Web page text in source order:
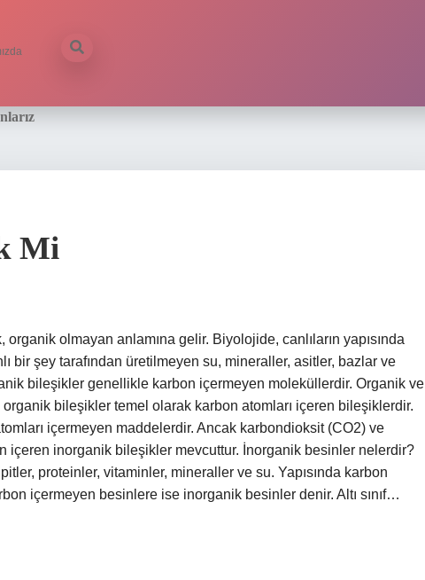
Mi
olmayan anlamına gelir. Biyolojide, canlıların yapısında
bir şey tarafından üretilmeyen su, mineraller, asitler, bazlar ve
bileşikler genellikle karbon içermeyen moleküllerdir. Organik ve
bileşikler temel olarak karbon atomları içeren bileşiklerdir.
içermeyen maddelerdir. Ancak karbondioksit (CO2) ve
içeren inorganik bileşikler mevcuttur. İnorganik besinler nelerdir?
proteinler, vitaminler, mineraller ve su. Yapısında karbon
içermeyen besinlere ise inorganik besinler denir. Altı sınıf…